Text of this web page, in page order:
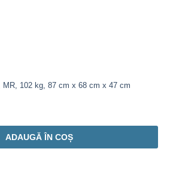
102 kg, 87 cm x 68 cm x 47 cm
ADAUGĂ ÎN COȘ